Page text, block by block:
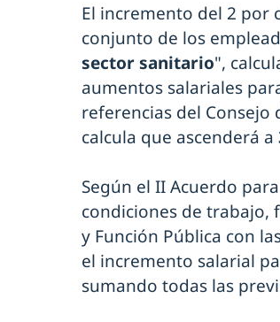
El incremento del 2 por
conjunto de los
sector sanitario",
aumentos salariales
referencias del Consejo
calcula que ascenderá a
Según el II Acuerdo
condiciones de trabajo,
y Función Pública con
el incremento salarial
sumando todas las